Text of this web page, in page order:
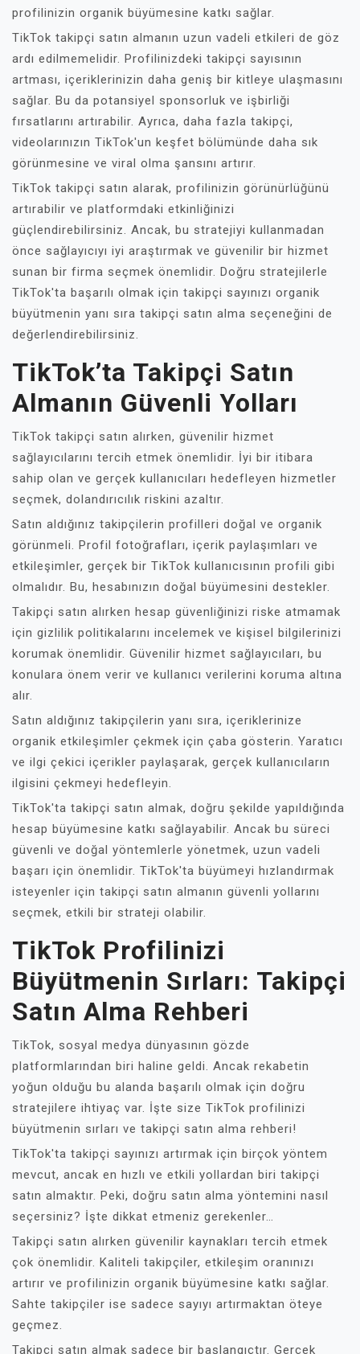
profilinizin organik büyümesine katkı sağlar.
TikTok takipçi satın almanın uzun vadeli etkileri de göz
ardı edilmemelidir. Profilinizdeki takipçi sayısının
artması, içeriklerinizin daha geniş bir kitleye ulaşmasını
sağlar. Bu da potansiyel sponsorluk ve işbirliği
fırsatlarını artırabilir. Ayrıca, daha fazla takipçi,
videolarınızın TikTok'un keşfet bölümünde daha sık
görünmesine ve viral olma şansını artırır.
TikTok takipçi satın alarak, profilinizin görünürlüğünü
artırabilir ve platformdaki etkinliğinizi
güçlendirebilirsiniz. Ancak, bu stratejiyi kullanmadan
önce sağlayıcıyı iyi araştırmak ve güvenilir bir hizmet
sunan bir firma seçmek önemlidir. Doğru stratejilerle
TikTok'ta başarılı olmak için takipçi sayınızı organik
büyütmenin yanı sıra takipçi satın alma seçeneğini de
değerlendirebilirsiniz.
TikTok’ta Takipçi Satın
Almanın Güvenli Yolları
TikTok takipçi satın alırken, güvenilir hizmet
sağlayıcılarını tercih etmek önemlidir. İyi bir itibara
sahip olan ve gerçek kullanıcıları hedefleyen hizmetler
seçmek, dolandırıcılık riskini azaltır.
Satın aldığınız takipçilerin profilleri doğal ve organik
görünmeli. Profil fotoğrafları, içerik paylaşımları ve
etkileşimler, gerçek bir TikTok kullanıcısının profili gibi
olmalıdır. Bu, hesabınızın doğal büyümesini destekler.
Takipçi satın alırken hesap güvenliğinizi riske atmamak
için gizlilik politikalarını incelemek ve kişisel bilgilerinizi
korumak önemlidir. Güvenilir hizmet sağlayıcıları, bu
konulara önem verir ve kullanıcı verilerini koruma altına
alır.
Satın aldığınız takipçilerin yanı sıra, içeriklerinize
organik etkileşimler çekmek için çaba gösterin. Yaratıcı
ve ilgi çekici içerikler paylaşarak, gerçek kullanıcıların
ilgisini çekmeyi hedefleyin.
TikTok'ta takipçi satın almak, doğru şekilde yapıldığında
hesap büyümesine katkı sağlayabilir. Ancak bu süreci
güvenli ve doğal yöntemlerle yönetmek, uzun vadeli
başarı için önemlidir. TikTok'ta büyümeyi hızlandırmak
isteyenler için takipçi satın almanın güvenli yollarını
seçmek, etkili bir strateji olabilir.
TikTok Profilinizi
Büyütmenin Sırları: Takipçi
Satın Alma Rehberi
TikTok, sosyal medya dünyasının gözde
platformlarından biri haline geldi. Ancak rekabetin
yoğun olduğu bu alanda başarılı olmak için doğru
stratejilere ihtiyaç var. İşte size TikTok profilinizi
büyütmenin sırları ve takipçi satın alma rehberi!
TikTok'ta takipçi sayınızı artırmak için birçok yöntem
mevcut, ancak en hızlı ve etkili yollardan biri takipçi
satın almaktır. Peki, doğru satın alma yöntemini nasıl
seçersiniz? İşte dikkat etmeniz gerekenler…
Takipçi satın alırken güvenilir kaynakları tercih etmek
çok önemlidir. Kaliteli takipçiler, etkileşim oranınızı
artırır ve profilinizin organik büyümesine katkı sağlar.
Sahte takipçiler ise sadece sayıyı artırmaktan öteye
geçmez.
Takipçi satın almak sadece bir başlangıçtır. Gerçek